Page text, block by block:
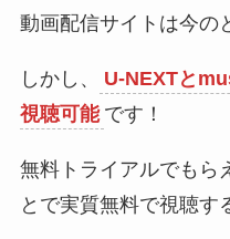
動画配信サイトは今の
しかし、
U-NEXTと
視聴可能 です！
無料トライアルでもら
とで実質無料で視聴す